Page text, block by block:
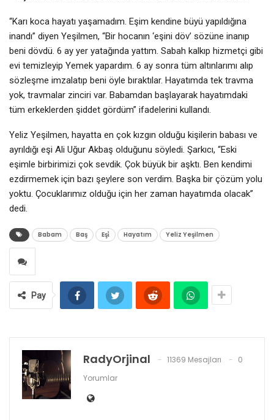
“Karı koca hayatı yaşamadım. Eşim kendine büyü yapıldığına
inandı” diyen Yeşilmen, “Bir hocanın ‘eşini döv’ sözüne inanıp
beni dövdü. 6 ay yer yatağında yattım. Sabah kalkıp hizmetçi gibi
evi temizleyip Yemek yapardım. 6 ay sonra tüm altınlarımı alıp
sözleşme imzalatıp beni öyle bıraktılar. Hayatımda tek travma
yok, travmalar zinciri var. Babamdan başlayarak hayatımdaki
tüm erkeklerden şiddet gördüm” ifadelerini kullandı.
Yeliz Yeşilmen, hayatta en çok kızgın olduğu kişilerin babası ve
ayrıldığı eşi Ali Uğur Akbaş olduğunu söyledi. Şarkıcı, “Eski
eşimle birbirimizi çok sevdik. Çok büyük bir aşktı. Ben kendimi
ezdirmemek için bazı şeylere son verdim. Başka bir çözüm yolu
yoktu. Çocuklarımız olduğu için her zaman hayatımda olacak”
dedi.
Babam Baş Eşi̇ Hayatım Yeliz Yeşilmen
Pay
RadyOrjinal 11369 Mesajları
0
Yorumlar